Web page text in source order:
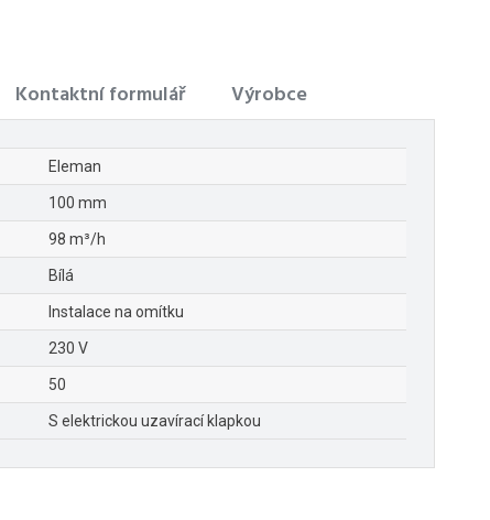
Kontaktní formulář Výrobce
Eleman
100 mm
98 m³/h
Bílá
Instalace na omítku
230 V
50
S elektrickou uzavírací klapkou